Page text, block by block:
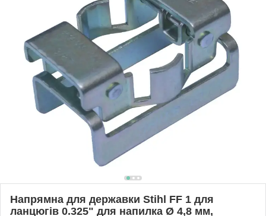
Напрямна для державки Stihl FF 1 для
ланцюгів 0.325" для напилка Ø 4,8 мм,